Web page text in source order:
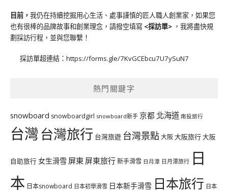
目前， 我仍在持續挖掘用心生活、處事謹慎的匠人職人創業家，如果您
也有很棒的品牌故事和創業理念，請撥空填寫 <採訪單> ，我將盡快規
劃採訪行程，並與您聯繫！
採訪單超連結： https://forms.gle/7KvGCEbcu7U7ySuN7
熱門關鍵字
snowboard snowboardgirl snowboard新手 京都 北海道 南投旅行
台灣台灣旅行 台灣旅遊 台灣景點大阪大阪旅行大阪
自助旅行 女生滑雪 屏東 屏東旅行新手滑雪 日月潭 日月潭旅行 日
本 日本snowboard 日本初學滑雪 日本新手滑雪 日本旅行 日本